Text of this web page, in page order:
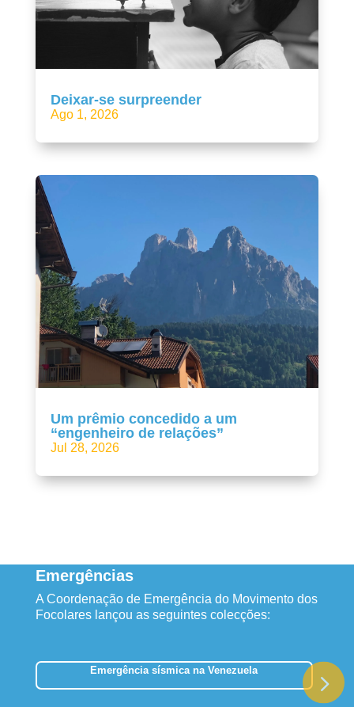
Deixar-se surpreender
Ago 1, 2026
Um prêmio concedido a um
“engenheiro de relações”
Jul 28, 2026
Emergências
A Coordenação de Emergência do Movimento dos
Focolares lançou as seguintes colecções:
Emergência sísmica na Venezuela